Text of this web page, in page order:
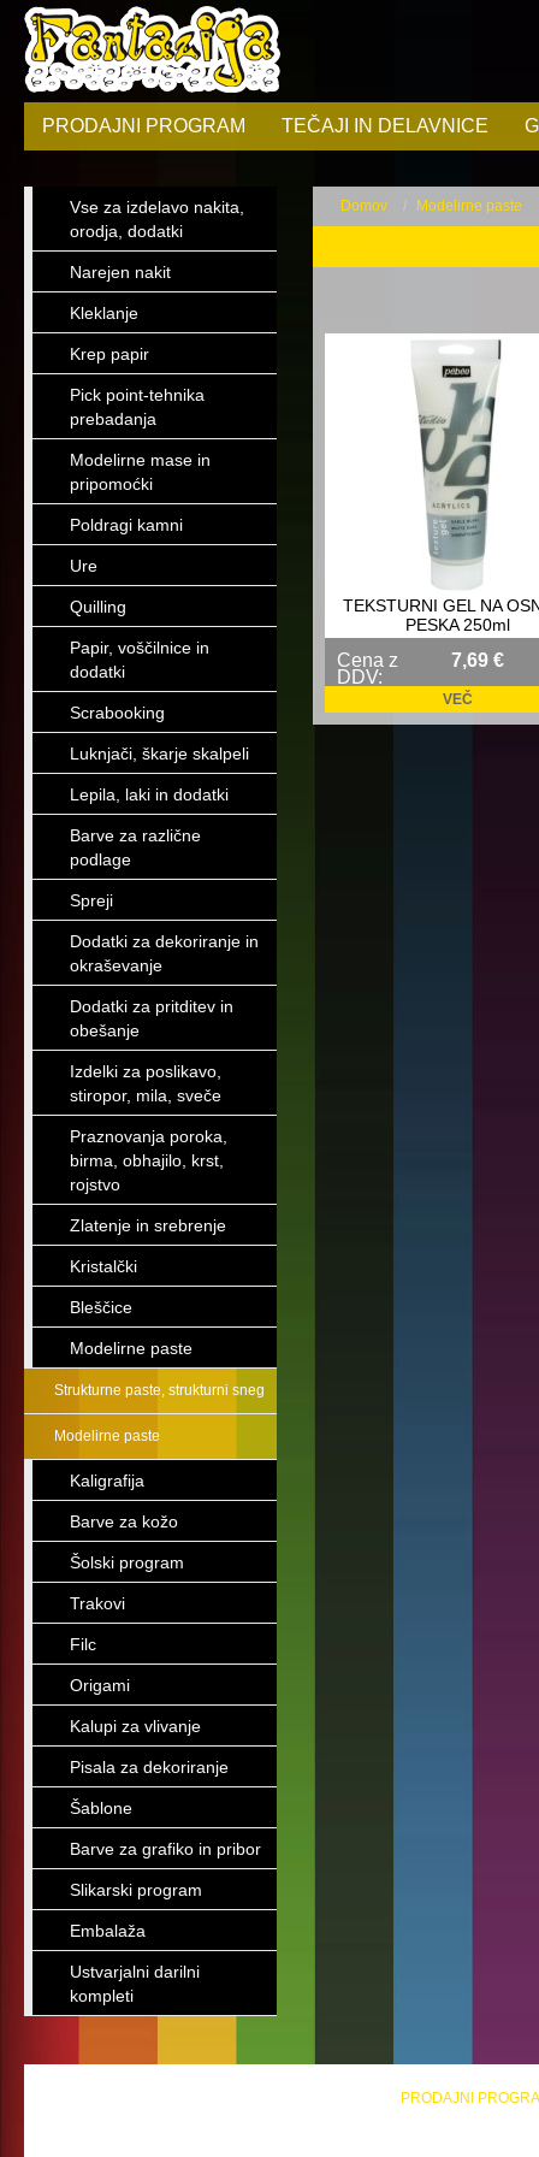
PRODAJNI PROGRAM TEČAJI IN DELAVNICE
Vse za izdelavo nakita,
orodja, dodatki
Narejen nakit
Kleklanje
Krep papir
Pick point-tehnika
prebadanja
Modelirne mase in
pripomoćki
Poldragi kamni
Ure
Quilling
Papir, voščilnice in
dodatki
Scrabooking
Luknjači, škarje skalpeli
Lepila, laki in dodatki
Barve za različne
podlage
Spreji
Dodatki za dekoriranje in
okraševanje
Dodatki za pritditev in
obešanje
Izdelki za poslikavo,
stiropor, mila, sveče
Praznovanja poroka,
birma, obhajilo, krst,
rojstvo
Zlatenje in srebrenje
Kristalčki
Bleščice
Modelirne paste
Strukturne paste, strukturni sneg
Modelirne paste
Kaligrafija
Barve za kožo
Šolski program
Trakovi
Filc
Origami
Kalupi za vlivanje
Pisala za dekoriranje
Šablone
Barve za grafiko in pribor
Slikarski program
Embalaža
Ustvarjalni darilni
kompleti
Domov Modelirne paste
TEKSTURNI GEL NA
PESKA 250ml
Cena z
DDV:
7,69 €
VEČ
PRODAJNI